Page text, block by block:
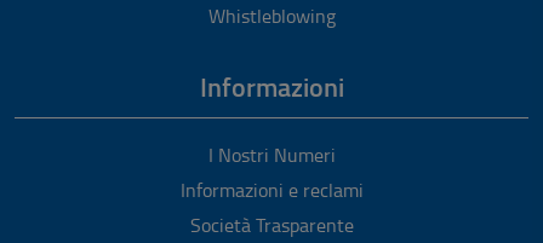
Whistleblowing
Informazioni
I Nostri Numeri
Informazioni e reclami
Società Trasparente